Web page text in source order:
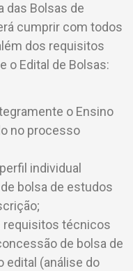
das Bolsas de
cumprir com todos
dos requisitos
o Edital de Bolsas:
o Ensino
no processo
individual
bolsa de estudos
requisitos técnicos
de bolsa de
edital (análise do